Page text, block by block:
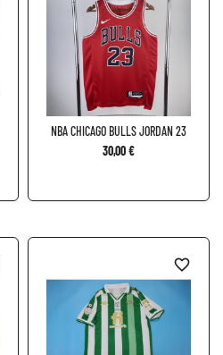
NBA CHICAGO BULLS JORDAN 23
30,00 €
favorite_border